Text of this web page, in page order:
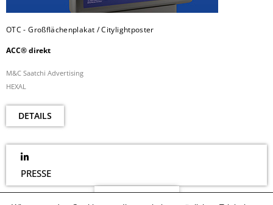
OTC - Großflächenplakat / Citylightposter
ACC® direkt
M&C Saatchi Advertising
HEXAL
DETAILS
PRESSE